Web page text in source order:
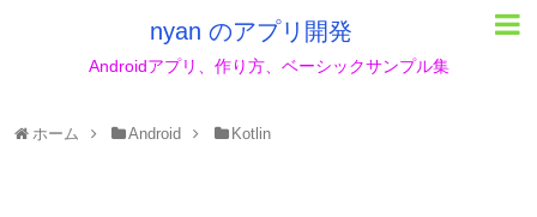
nyan のアプリ開発
Androidアプリ、作り方、ベーシックサンプル集
ホーム Android Kotlin